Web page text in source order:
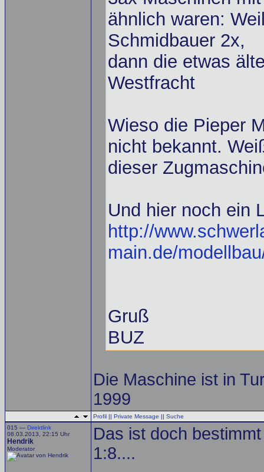
ähnlich waren:
Schmidbauer 2x,
dann die etwas
Westfracht
Wieso die Pieper
nicht bekannt.
dieser
Und hier noch ein
http://
main.de/
Gruß
BUZ
Die Maschine ist in
1999
Profil || Private Message || Suche
015 — Direktlink
08.03.2013, 22:15 Uhr
Hendrik
Moderator
Das ist doch
1:8....